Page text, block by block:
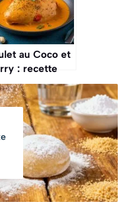
au Coco et
: recette
et